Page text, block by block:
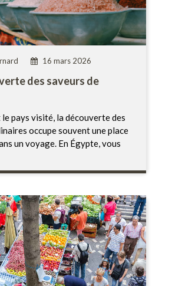
16 mars 2026
des saveurs de
pays visité, la découverte des
occupe souvent une place
un voyage. En Égypte, vous